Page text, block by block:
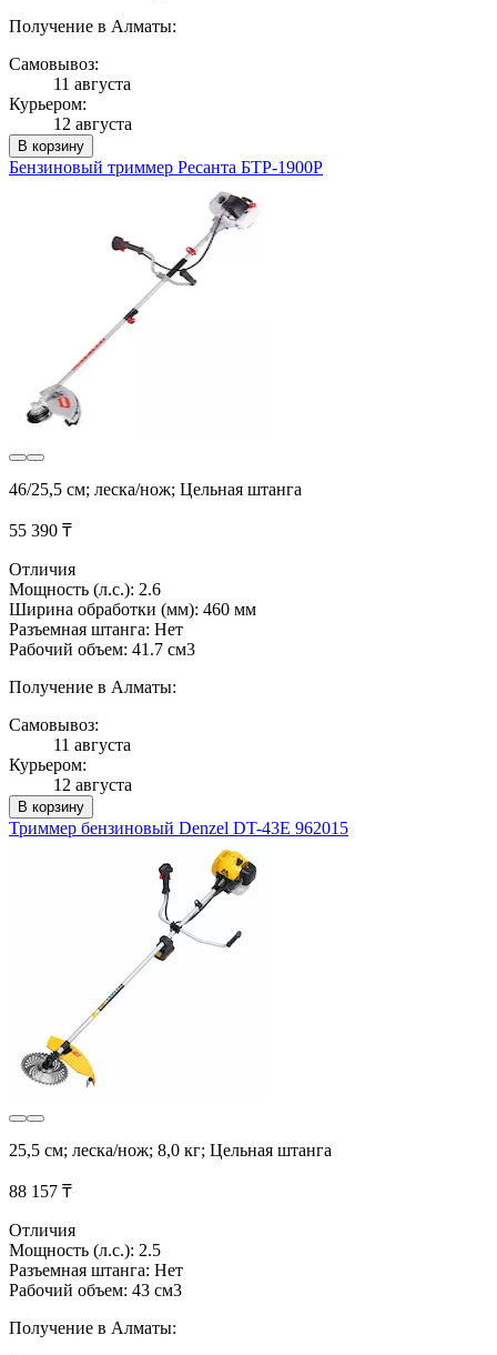
Получение в Алматы:
Самовывоз:
11 августа
Курьером:
12 августа
В корзину
Бензиновый триммер Ресанта БТР-1900Р
46/25,5 см; леска/нож; Цельная штанга
55 390 ₸
Отличия
Мощность (л.с.): 2.6
Ширина обработки (мм): 460 мм
Разъемная штанга: Нет
Рабочий объем: 41.7 см3
Получение в Алматы:
Самовывоз:
11 августа
Курьером:
12 августа
В корзину
Триммер бензиновый Denzel DT-43E 962015
25,5 см; леска/нож; 8,0 кг; Цельная штанга
88 157 ₸
Отличия
Мощность (л.с.): 2.5
Разъемная штанга: Нет
Рабочий объем: 43 см3
Получение в Алматы: